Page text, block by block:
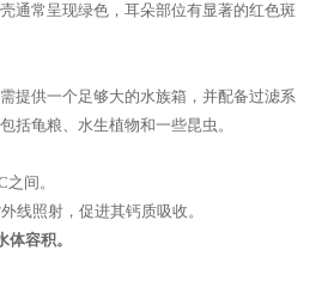
通常呈现绿色，耳朵部位有显著的红色斑
提供一个足够大的水族箱，并配备过滤系
括龟粮、水生植物和一些昆虫。
间。
线照射，促进其钙质吸收。
容积。